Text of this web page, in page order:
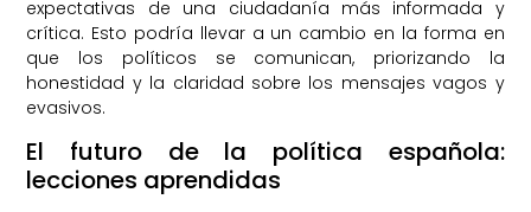
expectativas de una ciudadanía más informada y
crítica. Esto podría llevar a un cambio en la forma en
que los políticos se comunican, priorizando la
honestidad y la claridad sobre los mensajes vagos y
evasivos.
El futuro de la política española:
lecciones aprendidas